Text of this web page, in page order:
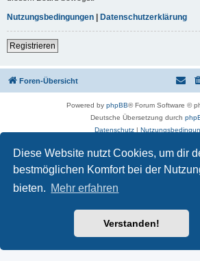
Diese Website nutzt Cookies, um dir
bestmöglichen Komfort bei der
bieten. Mehr erfahren
Verstanden!
Nutzungsbedingungen | Datenschutzerklärung
Registrieren
Foren-Übersicht
Powered by phpBB® Forum Software ©
Deutsche Übersetzung durch
Datenschutz|